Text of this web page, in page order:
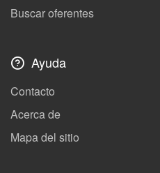
Buscar oferentes
Ayuda
Contacto
Acerca de
Mapa del sitio